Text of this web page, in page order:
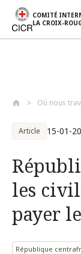
COMITÉ
LA CROIX-
Où nous
Article 15-01-
les
payer
République